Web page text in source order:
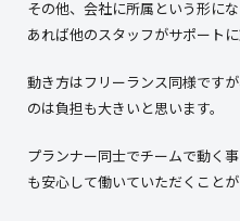
その他、会社に所属という形に
あれば他のスタッフがサポート
動き方はフリーランス同様です
のは負担も大きいと思います。
プランナー同士でチームで動く
も安心して働いていただくことが